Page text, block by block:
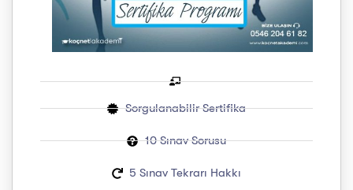
Sorgulanabilir Sertifika
10 Sınav Sorusu
5 Sınav Tekrarı Hakkı